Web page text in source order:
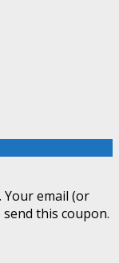
Your email (or
this coupon.